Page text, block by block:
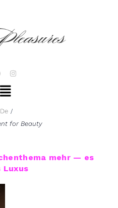
c
e
b
I
n
r
m
Menü
De
for Beauty
mehr — es
Luxus